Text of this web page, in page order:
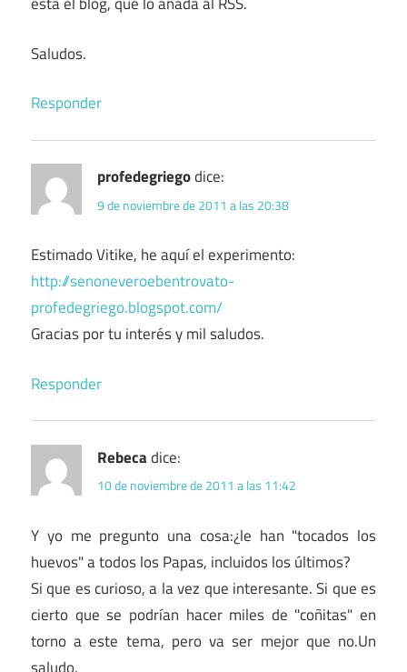
Saludos.
Responder
profedegriegodice:
9 de noviembre de 2011 a las 20:38
Estimado Vitike, he aquí el experimento:
http://senoneveroebentrovato-
profedegriego.blogspot.com/
Gracias por tu interés y mil saludos.
Responder
Rebecadice:
10 de noviembre de 2011 a las 11:42
Y yo me pregunto una cosa:¿le han "tocados los
huevos" a todos los Papas, incluidos los últimos?
Si que es curioso, a la vez que interesante. Si que es
cierto que se podrían hacer miles de "coñitas" en
torno a este tema, pero va ser mejor que no.Un